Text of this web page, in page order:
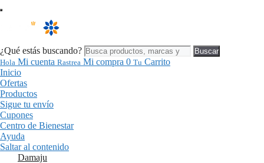
¿Qué estás buscando?
Buscar
Hola Mi cuenta Rastrea Mi compra 0 Tu Carrito
Inicio
Ofertas
Productos
Sigue tu envío
Cupones
Centro de Bienestar
Ayuda
Saltar al contenido
Damaju